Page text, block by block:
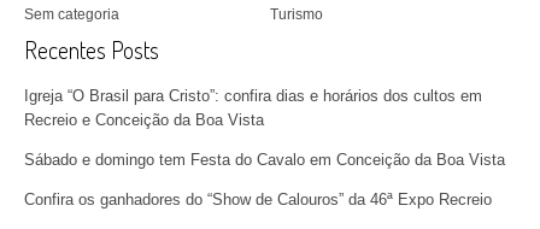
Sem categoria Turismo
Recentes Posts
Igreja “O Brasil para Cristo”: confira dias e horários dos cultos em
Recreio e Conceição da Boa Vista
Sábado e domingo tem Festa do Cavalo em Conceição da Boa Vista
Confira os ganhadores do “Show de Calouros” da 46ª Expo Recreio